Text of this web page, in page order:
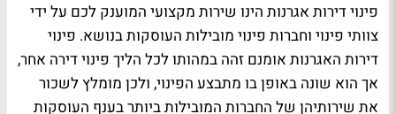
פינוי דירות אגרנות הינו שירות מקצועי המוענק לכם על ידי
צוותי פינוי וחברות פינוי מובילות העוסקות בנושא. פינוי
דירות האגרנות אומנם זהה במהותו לכל הליך פינוי דירה אחר,
אך הוא שונה באופן בו מתבצע הפינוי, ולכן מומלץ לשכור
את שירותיהן של החברות המובילות ביותר בענף העוסקות